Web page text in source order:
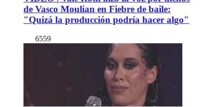
de Vasco Moulian en Fiebre de baile:
"Quizá la producción podría hacer algo"
6559